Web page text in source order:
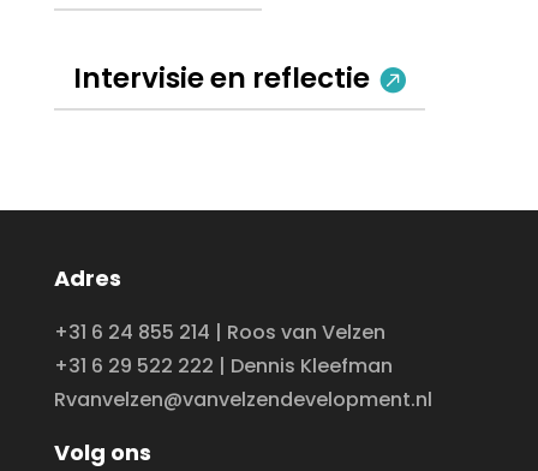
Intervisie en reflectie
Adres
+31 6 24 855 214 | Roos van Velzen
+31 6 29 522 222 | Dennis Kleefman
Rvanvelzen@vanvelzendevelopment.nl
Volg ons